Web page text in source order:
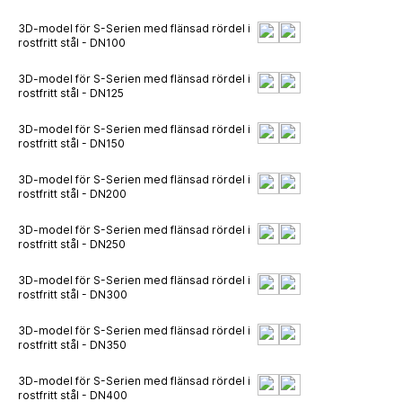
3D-model för S-Serien med flänsad rördel i
rostfritt stål - DN100
3D-model för S-Serien med flänsad rördel i
rostfritt stål - DN125
3D-model för S-Serien med flänsad rördel i
rostfritt stål - DN150
3D-model för S-Serien med flänsad rördel i
rostfritt stål - DN200
3D-model för S-Serien med flänsad rördel i
rostfritt stål - DN250
3D-model för S-Serien med flänsad rördel i
rostfritt stål - DN300
3D-model för S-Serien med flänsad rördel i
rostfritt stål - DN350
3D-model för S-Serien med flänsad rördel i
rostfritt stål - DN400